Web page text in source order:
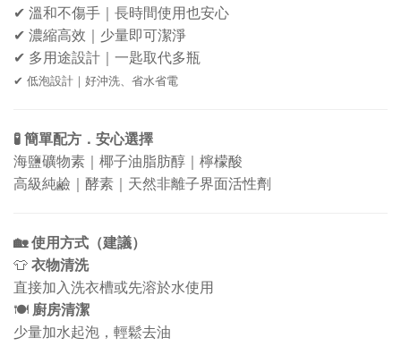
✔ 溫和不傷手｜長時間使用也安心
✔ 濃縮高效｜少量即可潔淨
✔ 多用途設計｜一匙取代多瓶
✔ 低泡設計｜好沖洗、省水省電
🧪 簡單配方 ． 安心選擇
海鹽礦物素｜椰子油脂肪醇｜檸檬酸
高級純鹼｜酵素｜天然非離子界面活性劑
🏡 使用方式（建議）
👕 衣物清洗
直接加入洗衣槽或先溶於水使用
🍽 廚房清潔
少量加水起泡，輕鬆去油